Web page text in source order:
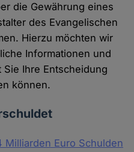
die Gewährung eines
des Evangelischen
Hierzu möchten wir
Informationen und
Ihre Entscheidung
können.
Milliarden Euro Schulden